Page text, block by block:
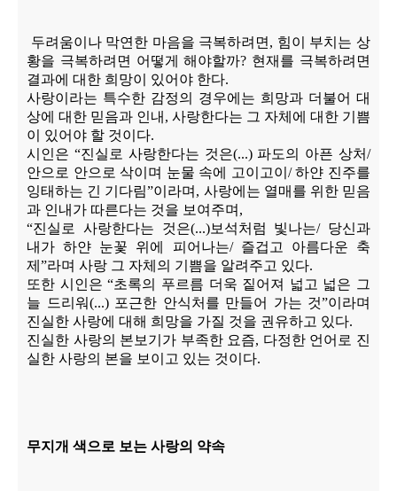
두려움이나 막연한 마음을 극복하려면 , 힘이 부치는 상
황을 극복하려면 어떻게 해야할까? 현재를 극복하려면
결과에 대한 희망이 있어야 한다.
사랑이라는 특수한 감정의 경우에는 희망과 더불어 대
상에 대한 믿음과 인내 , 사랑한다는 그 자체에 대한 기쁨
이 있어야 할 것이다.
시인은 “진실로 사랑한다는 것은(...) 파도의 아픈 상처/
안으로 안으로 삭이며 눈물 속에 고이고이 /하얀 진주를
잉태하는 긴 기다림”이라며 , 사랑에는 열매를 위한 믿음
과 인내가 따른다는 것을 보여주며 ,
“진실로 사랑한다는 것은(...)보석처럼 빛나는/ 당신과
내가 하얀 눈꽃 위에 피어나는/ 즐겁고 아름다운 축
제 ”라며 사랑 그 자체의 기쁨을 알려주고 있다.
또한 시인은“초록의 푸르름 더욱 짙어져 넓고 넓은 그
늘 드리워(...) 포근한 안식처를 만들어 가는 것”이라며
진실한 사랑에 대해 희망을 가질 것을 권유하고 있다.
진실한 사랑의 본보기가 부족한 요즘, 다정한 언어로 진
실한 사랑의 본을 보이고 있는 것이다.
무지개 색으로 보는 사랑의 약속